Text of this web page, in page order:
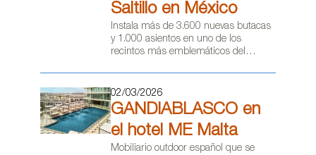
Saltillo en México
Instala más de 3.600 nuevas butacas
y 1.000 asientos en uno de los
recintos más emblemáticos del
02/03/2026
GANDIABLASCO en
el hotel ME Malta
Mobiliario outdoor español que se